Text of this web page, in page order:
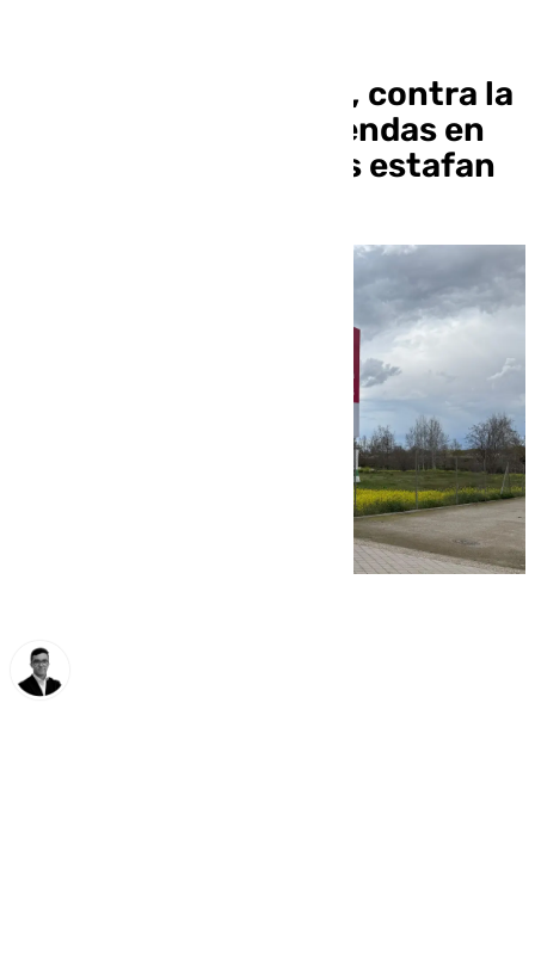
Un barrio de Granada, contra la
construcción de viviendas en
suelo deportivo: «Nos estafan